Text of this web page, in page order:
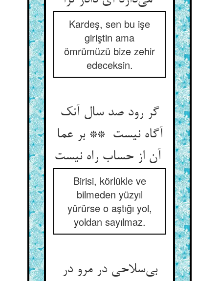
Kardeş, sen bu işe
giriştin ama
ömrümüzü bize zehir
edeceksin.
گر رود صد سال آنک
آگاه نیست ** بر عما
Birisi, körlükle ve
bilmeden yüzyıl
yürürse o aştığı yol,
yoldan sayılmaz.
بی‌سلاحی در مرو در